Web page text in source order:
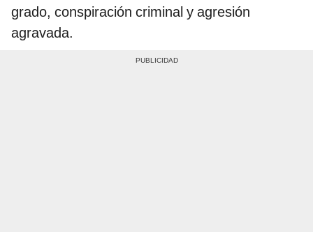
grado, conspiración criminal y agresión
agravada.